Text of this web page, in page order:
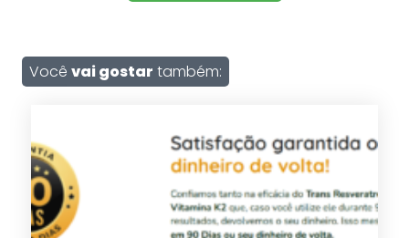
Você vai gostar também: